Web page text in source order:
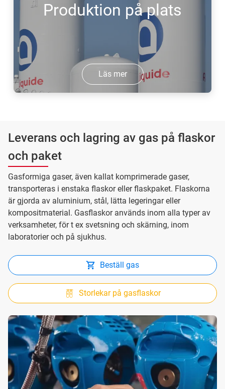
Produktion på plats
Läs mer
Leverans och lagring av gas på flaskor
och paket
Gasformiga gaser, även kallat komprimerade gaser,
transporteras i enstaka flaskor eller flaskpaket. Flaskorna
är gjorda av aluminium, stål, lätta legeringar eller
kompositmaterial. Gasflaskor används inom alla typer av
verksamheter, för t ex svetsning och skärning, inom
laboratorier och på sjukhus.
Beställ gas
Storlekar på gasflaskor